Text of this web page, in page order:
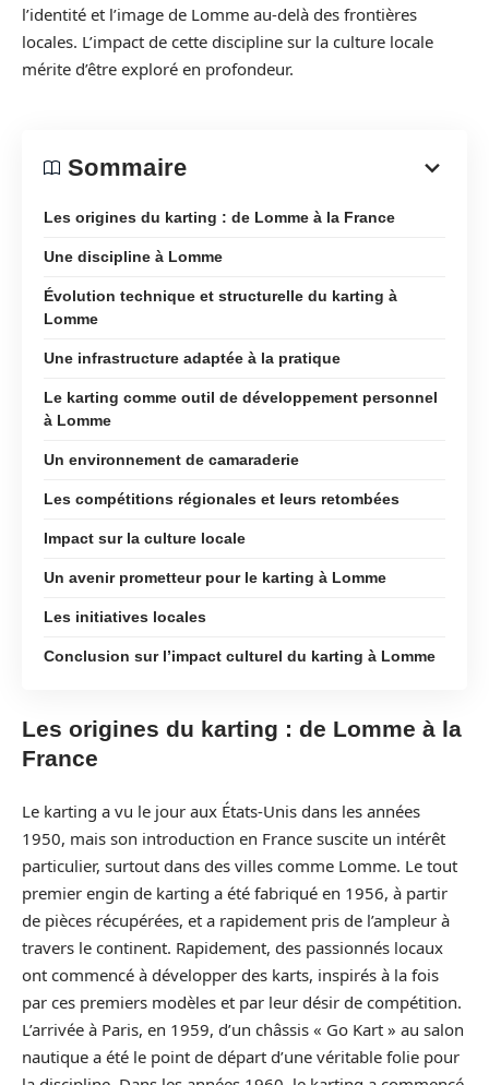
l’identité et l’image de Lomme au-delà des frontières
locales. L’impact de cette discipline sur la culture locale
mérite d’être exploré en profondeur.
Sommaire
Les origines du karting : de Lomme à la France
Une discipline à Lomme
Évolution technique et structurelle du karting à
Lomme
Une infrastructure adaptée à la pratique
Le karting comme outil de développement personnel
à Lomme
Un environnement de camaraderie
Les compétitions régionales et leurs retombées
Impact sur la culture locale
Un avenir prometteur pour le karting à Lomme
Les initiatives locales
Conclusion sur l’impact culturel du karting à Lomme
Les origines du karting : de Lomme à la
France
Le karting a vu le jour aux États-Unis dans les années
1950, mais son introduction en France suscite un intérêt
particulier, surtout dans des villes comme Lomme. Le tout
premier engin de karting a été fabriqué en 1956, à partir
de pièces récupérées, et a rapidement pris de l’ampleur à
travers le continent. Rapidement, des passionnés locaux
ont commencé à développer des karts, inspirés à la fois
par ces premiers modèles et par leur désir de compétition.
L’arrivée à Paris, en 1959, d’un châssis « Go Kart » au salon
nautique a été le point de départ d’une véritable folie pour